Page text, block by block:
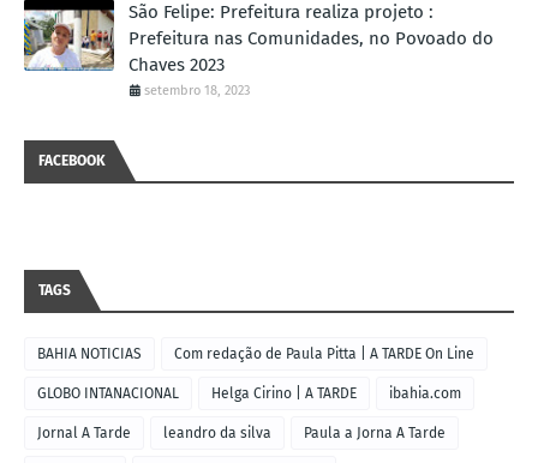
São Felipe: Prefeitura realiza projeto :
Prefeitura nas Comunidades, no Povoado do
Chaves 2023
setembro 18, 2023
FACEBOOK
TAGS
BAHIA NOTICIAS Com redação de Paula Pitta | A TARDE On Line
GLOBO INTANACIONAL Helga Cirino | A TARDE ibahia.com
Jornal A Tarde leandro da silva Paula a Jorna A Tarde